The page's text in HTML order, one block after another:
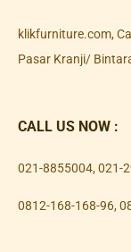
klikfurniture.com,
Pasar Kranji/
CALL US NOW :
021-8855004, 021-
0812-168-168-96,